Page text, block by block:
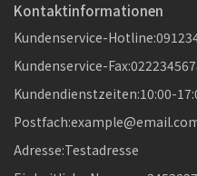
Kontaktinformationen
Kundenservice-
Kundenservice-
Kundendienstzeiten:10:00-
Adresse:Testadresse